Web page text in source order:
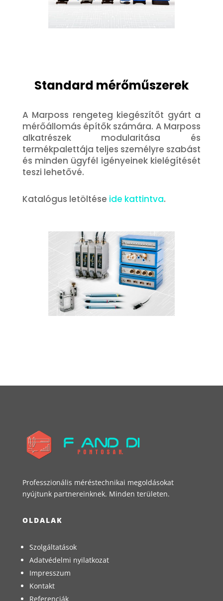
Standard mérőműszerek
A Marposs rengeteg kiegészítőt gyárt a
mérőállomás építők számára. A Marposs
alkatrészek modularitása és
termékpalettája teljes személyre szabást
és minden ügyfél igényeinek kielégítését
teszi lehetővé.
Katalógus letöltése ide kattintva.
Professzionális méréstechnikai megoldásokat
nyújtunk partnereinknek. Minden területen.
OLDALAK
Szolgáltatások
Adatvédelmi nyilatkozat
Impresszum
Kontakt
Referenciák